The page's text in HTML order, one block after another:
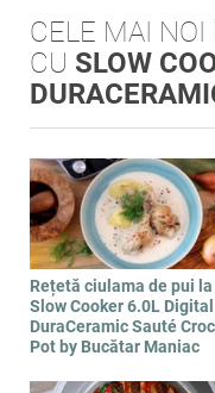
CELE MAI NOI
CU SLOW
Rețetă ciulama de pui la
Slow Cooker 6.0L Digital
DuraCeramic Sauté
Pot by Bucătar Maniac